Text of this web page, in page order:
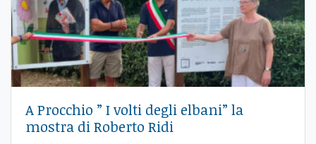
A Procchio ” I volti degli elbani” la
mostra di Roberto Ridi